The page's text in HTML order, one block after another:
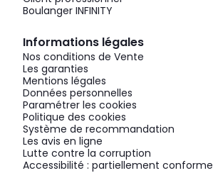
Boulanger INFINITY
Informations légales
Nos conditions de Vente
Les garanties
Mentions légales
Données personnelles
Paramétrer les cookies
Politique des cookies
Système de recommandation
Les avis en ligne
Lutte contre la corruption
Accessibilité : partiellement conforme